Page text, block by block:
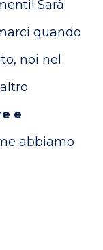
Sarà
quando
noi nel
e
abbiamo